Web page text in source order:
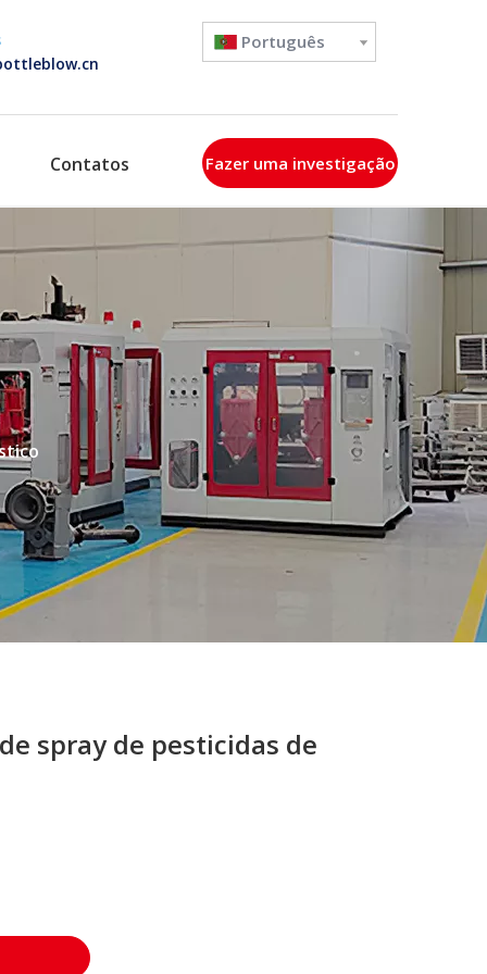
Português
Contatos Fazer uma investigação
spray de pesticidas de